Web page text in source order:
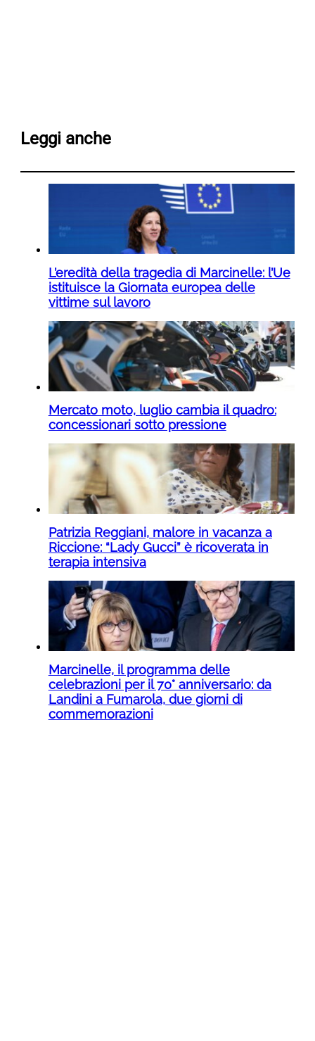
Leggi anche
L’eredità della tragedia di Marcinelle: l’Ue
istituisce la Giornata europea delle
vittime sul lavoro
Mercato moto, luglio cambia il quadro:
concessionari sotto pressione
Patrizia Reggiani, malore in vacanza a
Riccione: “Lady Gucci” è ricoverata in
terapia intensiva
Marcinelle, il programma delle
celebrazioni per il 70° anniversario: da
Landini a Fumarola, due giorni di
commemorazioni